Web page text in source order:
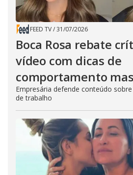
FEED TV/31/07/2026
Boca Rosa rebate
vídeo com dicas de
comportamento
Empresária defende conteúdo
de trabalho